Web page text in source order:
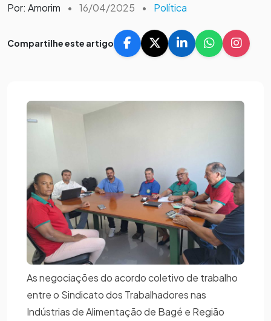
Por: Amorim • 16/04/2025 • Política
Compartilhe este artigo
As negociações do acordo coletivo de trabalho
entre o Sindicato dos Trabalhadores nas
Indústrias de Alimentação de Bagé e Região